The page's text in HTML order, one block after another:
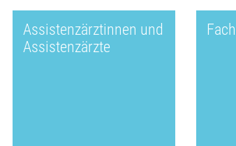
Assistenzärztinnen und
Assistenzärzte